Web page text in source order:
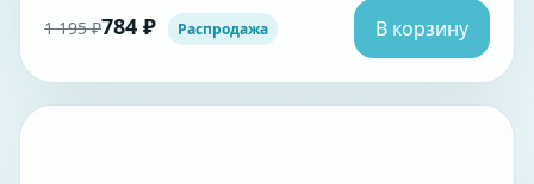
1 195 ₽784 ₽ Распродажа В корзину